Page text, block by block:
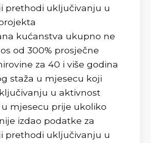
prethodi uključivanju u
kućanstva ukupno ne
od 300% prosječne
za 40 i više godina
staža u mjesecu koji
u aktivnost
mjesecu prije ukoliko
izdao podatke za
prethodi uključivanju u